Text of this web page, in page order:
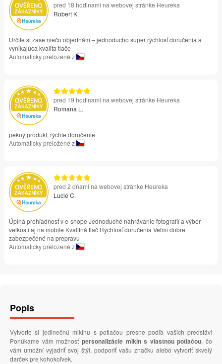
pred 18 hodinami na webovej stránke Heureka
Robert K.
Určite si zase niečo objednám – jednoducho super rýchlosť doručenia a
vynikajúca kvalita tlače
Automaticky preložené z
pred 19 hodinami na webovej stránke Heureka
Romana L.
pekný produkt, rýchle doručenie
Automaticky preložené z
pred 2 dňami na webovej stránke Heureka
Lucie C.
Úplná prehľadnosť v e-shope Jednoduché nahrávanie fotografií a výber
veľkosti aj na mobile Kvalitná tlač Rýchlosť doručenia Veľmi dobre
zabezpečené na prepravu
Automaticky preložené z
Popis
Vytvorte si jedinečnú mikinu s potlačou presne podľa vašich predstáv!
Ponúkame vám možnosť personalizácie mikín s vlastnou potlačou, čo
vám umožní vyjadriť svoj štýl, podporiť vašu značku alebo vytvoriť skvelý
darček pre kohokoľvek.